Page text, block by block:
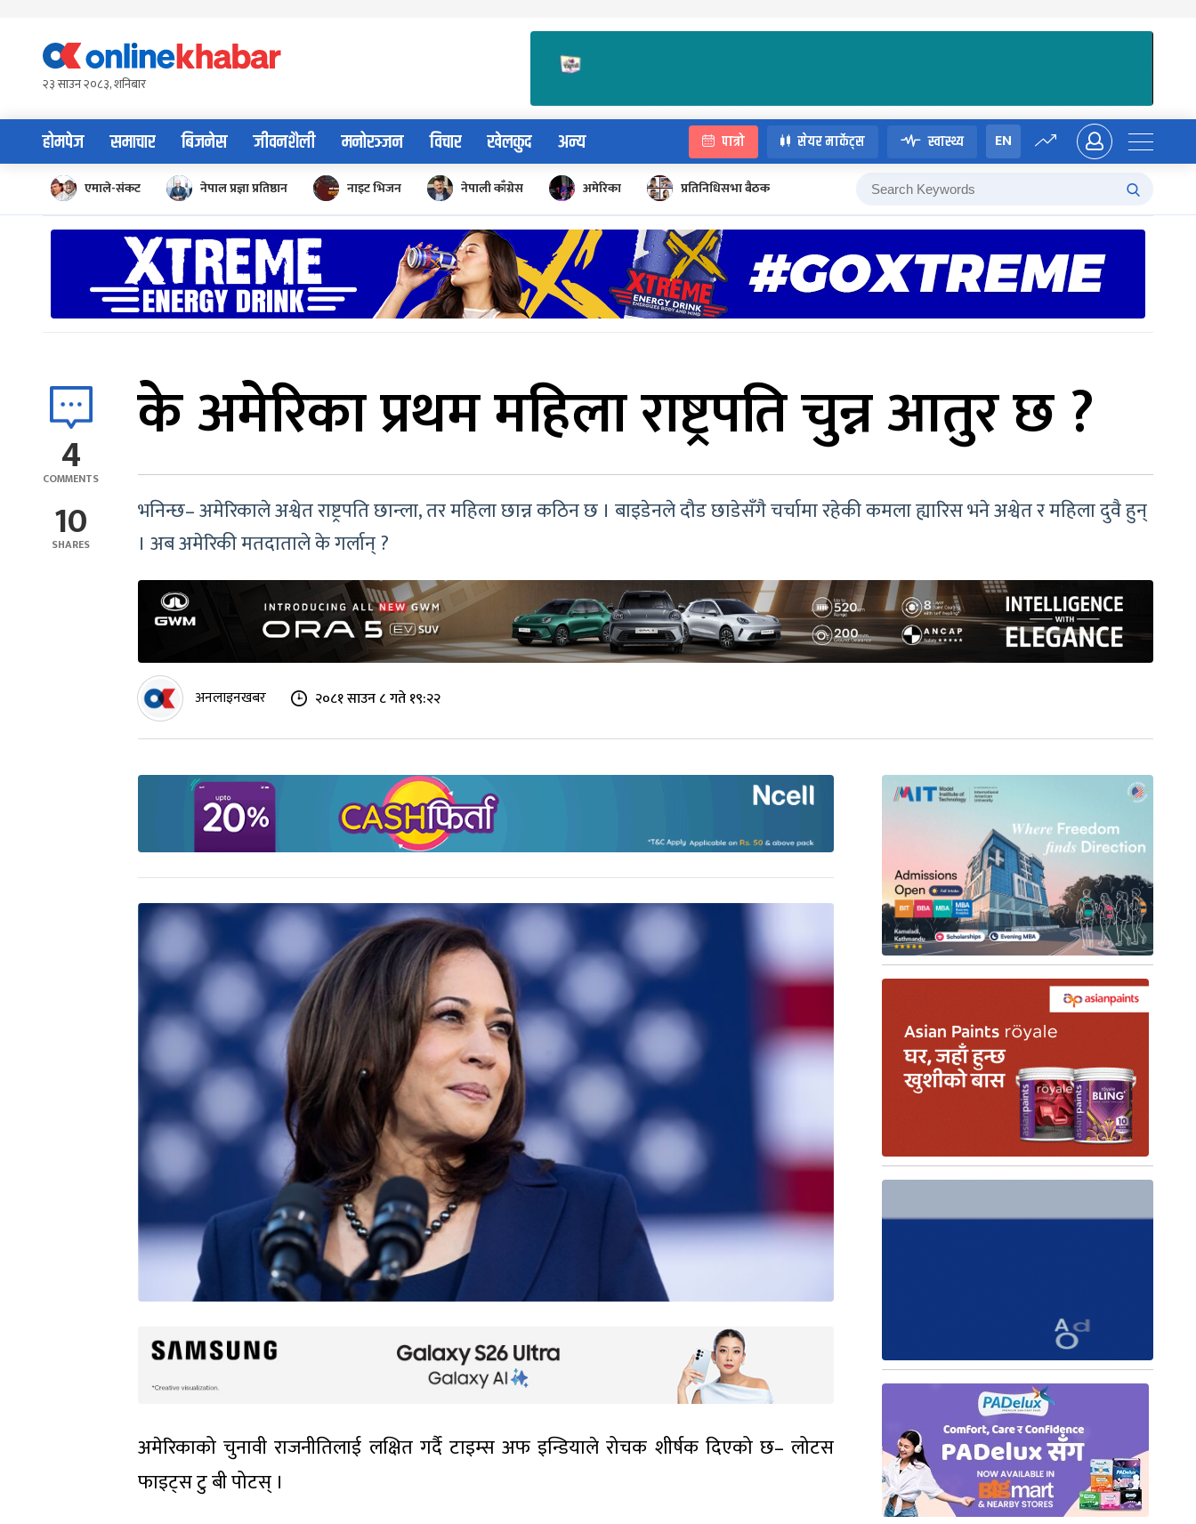
content२३ साउन २०८३, शनिबार
होमपेज समाचार बिजनेस जीवनशैली मनोरञ्जन विचार खेलकुद अन्य पात्रो सेयर मार्केट्स स्वास्थ्य EN
एमाले-संकट नेपाल प्रज्ञा प्रतिष्ठान नाइट भिजन नेपाली काँग्रेस अमेरिका प्रतिनिधिसभा बैठक
4
COMMENTS
10
SHARES
के अमेरिका प्रथम महिला राष्ट्रपति चुन्न आतुर छ ?
भनिन्छ– अमेरिकाले अश्वेत राष्ट्रपति छान्ला, तर महिला छान्न कठिन छ । बाइडेनले दौड छाडेसँगै चर्चामा रहेकी कमला ह्यारिस भने अश्वेत र महिला दुवै हुन्
। अब अमेरिकी मतदाताले के गर्लान् ?
अनलाइनखबर २०८१ साउन ८ गते १९:२२
अमेरिकाको चुनावी राजनीतिलाई लक्षित गर्दै टाइम्स अफ इन्डियाले रोचक शीर्षक दिएको छ– लोटस
फाइट्स टु बी पोटस् ।